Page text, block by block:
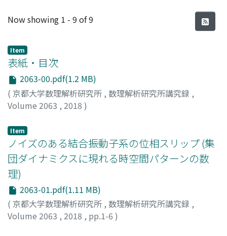
Recent Submissions
Now showing 1 - 9 of 9
Item
表紙・目次
2063-00.pdf(1.2 MB)
( 京都大学数理解析研究所 , 数理解析研究所講究録 ,
Volume 2063 , 2018 )
Item
ノイズのある結合振動子系の位相スリップ (集
団ダイナミクスに現れる時空間パターンの数
理)
2063-01.pdf(1.11 MB)
( 京都大学数理解析研究所 , 数理解析研究所講究録 ,
Volume 2063 , 2018 , pp.1-6 )